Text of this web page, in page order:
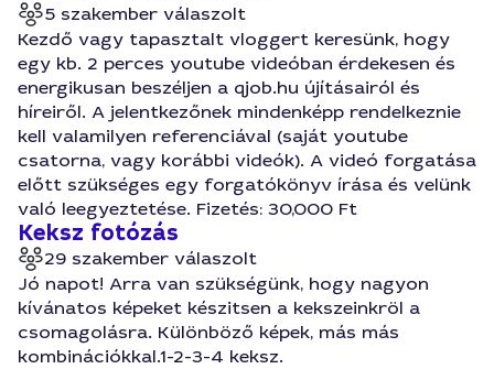
5 szakember válaszolt
Kezdő vagy tapasztalt vloggert keresünk, hogy
egy kb. 2 perces youtube videóban érdekesen és
energikusan beszéljen a qjob.hu újításairól és
híreiről. A jelentkezőnek mindenképp rendelkeznie
kell valamilyen referenciával (saját youtube
csatorna, vagy korábbi videók). A videó forgatása
előtt szükséges egy forgatókönyv írása és velünk
való leegyeztetése. Fizetés: 30,000 Ft
Keksz fotózás
29 szakember válaszolt
Jó napot! Arra van szükségünk, hogy nagyon
kívánatos képeket készitsen a kekszeinkröl a
csomagolásra. Különböző képek, más más
kombinációkkal.1-2-3-4 keksz.